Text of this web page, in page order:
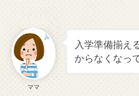
ママ
入学準備揃え
からなくなっ